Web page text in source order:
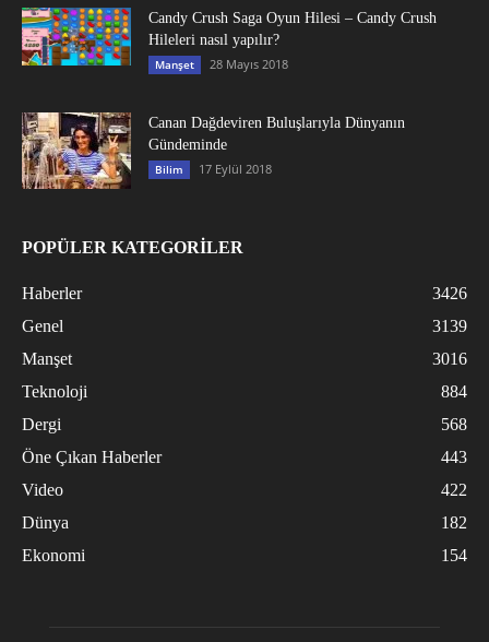
Candy Crush Saga Oyun Hilesi – Candy Crush
Hileleri nasıl yapılır?
Manşet 28 Mayıs 2018
Canan Dağdeviren Buluşlarıyla Dünyanın
Gündeminde
Bilim 17 Eylül 2018
POPÜLER KATEGORİLER
Haberler
3426
Genel
3139
Manşet
3016
Teknoloji
884
Dergi
568
Öne Çıkan Haberler
443
Video
422
Dünya
182
Ekonomi
154